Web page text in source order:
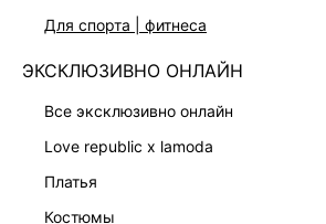
для спорта | фитнеса
ЭКСКЛЮЗИВНО ОНЛАЙН
все эксклюзивно онлайн
love republic x lamoda
платья
костюмы
в AppStore
КАТАЛОГ